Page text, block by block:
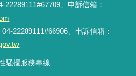
22289111#67709、申訴信箱：
22289111#66906、申訴信箱：
騷擾服務專線